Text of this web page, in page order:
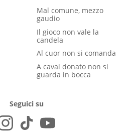
Mal comune, mezzo
gaudio
Il gioco non vale la
candela
Al cuor non si comanda
A caval donato non si
guarda in bocca
Seguici su